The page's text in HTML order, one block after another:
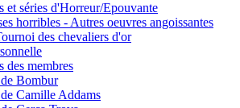
et séries d'Horreur/Epouvante
horribles - Autres oeuvres angoissantes
des chevaliers d'or
des membres
Bombur
Camille Addams